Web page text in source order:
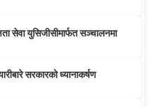
सेवा युसिजीसीमार्फत सञ्चालनमा
सरकारको ध्यानाकर्षण